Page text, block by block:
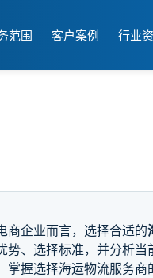
范围 客户案例 行业
商企业而言，选择合适的
势、选择标准，并分析当
握选择海运物流服务